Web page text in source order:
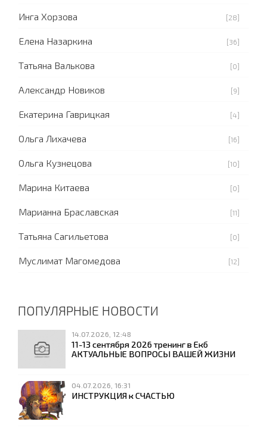
Инга Хорзова [28]
Елена Назаркина [36]
Татьяна Валькова [0]
Александр Новиков [9]
Екатерина Гаврицкая [4]
Ольга Лихачева [16]
Ольга Кузнецова [10]
Марина Китаева [0]
Марианна Браславская [11]
Татьяна Сагильетова [0]
Муслимат Магомедова [12]
ПОПУЛЯРНЫЕ НОВОСТИ
14.07.2026, 12:48
11-13 сентября 2026 тренинг в Екб
АКТУАЛЬНЫЕ ВОПРОСЫ ВАШЕЙ ЖИЗНИ
04.07.2026, 16:31
ИНСТРУКЦИЯ к СЧАСТЬЮ